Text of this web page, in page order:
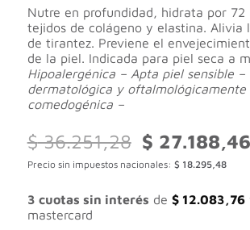
Nutre en profundidad, hidrata por 72
tejidos de colágeno y elastina. Alivia
de tirantez. Previene el
de la piel. Indicada para piel seca a
Hipoalergénica – Apta piel sensible –
dermatológica y oftalmológicamente
comedogénica –
$36.251,28
El
precio
original
$ 36.251,28.
$ 27.188,46
Precio sin impuestos nacionales: $ 18.295,48
3 cuotas sin interés de $12.083,76
mastercard